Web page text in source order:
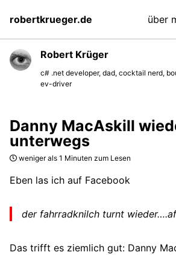
primary
navigation
content
footer
robertkrueger.de über
Robert Krüger
c# .net developer, dad, cocktail nerd,
ev-driver
Danny MacAskill
unterwegs
weniger als 1 Minuten zum Lesen
Eben las ich auf Facebook
der fahrradknilch turnt
Das trifft es ziemlich gut: Danny